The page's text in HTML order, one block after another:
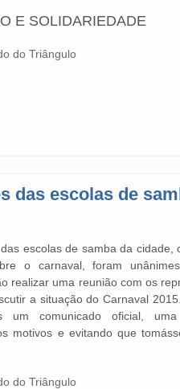
E SOLIDARIEDADE
do Triângulo
das escolas de
escolas de samba da cidade,
o carnaval, foram
realizar uma reunião com os
a situação do Carnaval
um comunicado oficial,
motivos e evitando que
do Triângulo